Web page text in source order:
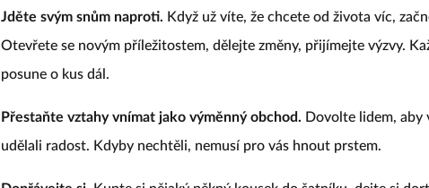
Jděte svým snům naproti. Když už víte, že chcete od života víc,
Otevřete se novým příležitostem, dělejte změny, přijímejte výzvy.
posune o kus dál.
Přestaňte vztahy vnímat jako výměnný obchod. Dovolte lidem, aby
udělali radost. Kdyby nechtěli, nemusí pro vás hnout prstem.